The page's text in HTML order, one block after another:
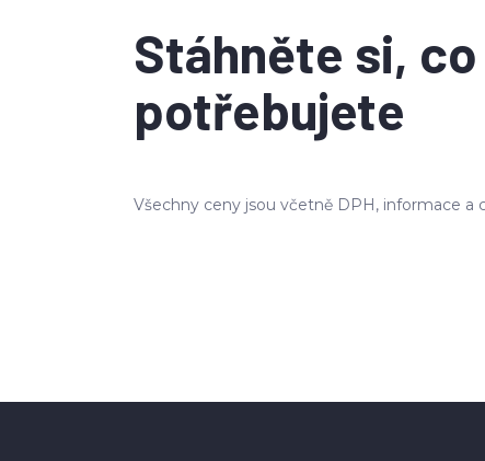
Stáhněte si, co
potřebujete
Všechny ceny jsou včetně DPH, informace a